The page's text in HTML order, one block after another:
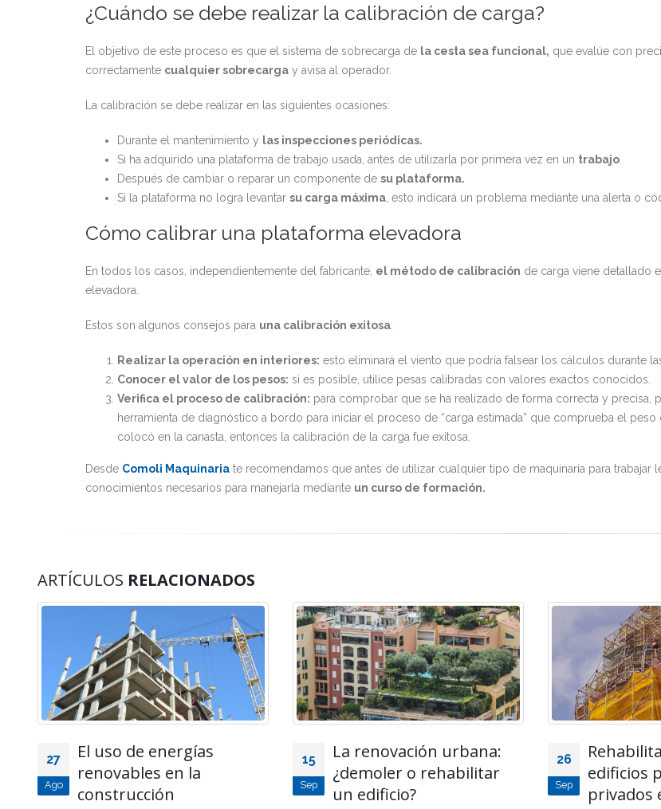
¿Cuándo se debe realizar la calibración de carga?
El objetivo de este proceso es que el sistema de sobrecarga de la cesta sea funcional, que evalúe con
correctamente cualquier sobrecarga y avisa al operador.
La calibración se debe realizar en las siguientes ocasiones:
Durante el mantenimiento y las inspecciones periódicas.
Si ha adquirido una plataforma de trabajo usada, antes de utilizarla por primera vez en un trabajo
Después de cambiar o reparar un componente de su plataforma.
Si la plataforma no logra levantar su carga máxima , esto indicará un problema mediante una alerta o
Cómo calibrar una plataforma elevadora
En todos los casos, independientemente del fabricante, el método de calibración de carga viene detallado
elevadora.
Estos son algunos consejos para una calibración exitosa:
Realizar la operación en interiores: esto eliminará el viento que podría falsear los cálculos durante
Conocer el valor de los pesos: si es posible, utilice pesas calibradas con valores exactos conocidos.
Verifica el proceso de calibración: para comprobar que se ha realizado de forma correcta y
herramienta de diagnóstico a bordo para iniciar el proceso de “carga estimada” que comprueba el
colocó en la canasta, entonces la calibración de la carga fue exitosa.
Desde Comoli Maquinaria te recomendamos que antes de utilizar cualquier tipo de maquinaria para trabajar
conocimientos necesarios para manejarla mediante un curso de formación.
ARTÍCULOS RELACIONADOS
15
Sep
La renovación urbana:
¿demoler o rehabilitar
un edificio?
26
Sep
Rehabilitación de
edificios públicos y
privados en Sevilla
28
Mar
Claves